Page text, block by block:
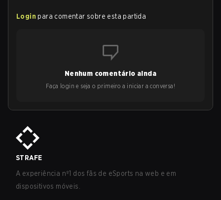
Login para comentar sobre esta partida
Nenhum comentário ainda
Faça login e seja o primeiro a iniciar a conversa!
STRAFE
A experiência nº1 dos fãs de eSports na web e em
dispositivos móveis.